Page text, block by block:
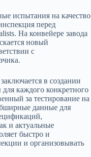
испытания на качество
перед
На конвейере завода
новый
с
в создании
каждого конкретного
за тестирование на
данные для
и актуальные
быстро и
и организовывать